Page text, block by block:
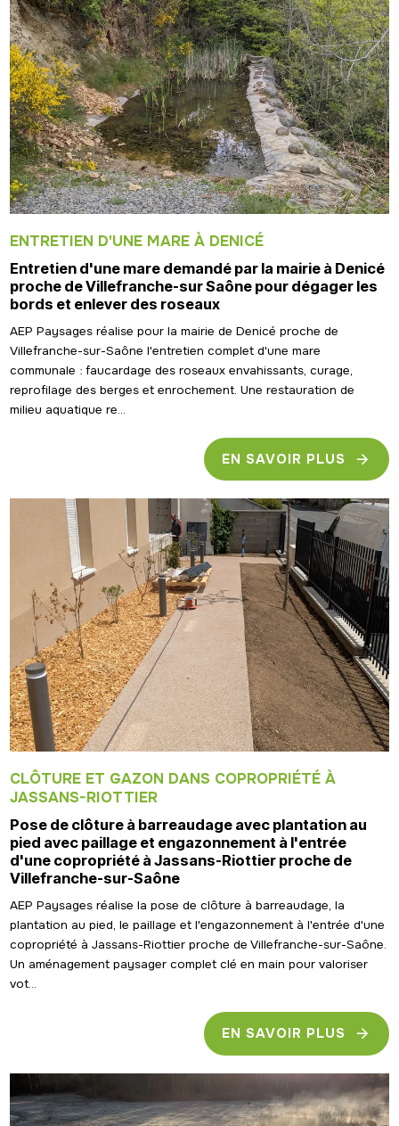
ENTRETIEN D'UNE MARE À DENICÉ
Entretien d'une mare demandé par la mairie à Denicé
proche de Villefranche-sur Saône pour dégager les
bords et enlever des roseaux
AEP Paysages réalise pour la mairie de Denicé proche de
Villefranche-sur-Saône l'entretien complet d'une mare
communale : faucardage des roseaux envahissants, curage,
reprofilage des berges et enrochement. Une restauration de
milieu aquatique re...
EN SAVOIR PLUS
CLÔTURE ET GAZON DANS COPROPRIÉTÉ À
JASSANS-RIOTTIER
Pose de clôture à barreaudage avec plantation au
pied avec paillage et engazonnement à l'entrée
d'une copropriété à Jassans-Riottier proche de
Villefranche-sur-Saône
AEP Paysages réalise la pose de clôture à barreaudage, la
plantation au pied, le paillage et l'engazonnement à l'entrée d'une
copropriété à Jassans-Riottier proche de Villefranche-sur-Saône.
Un aménagement paysager complet clé en main pour valoriser
vot...
EN SAVOIR PLUS